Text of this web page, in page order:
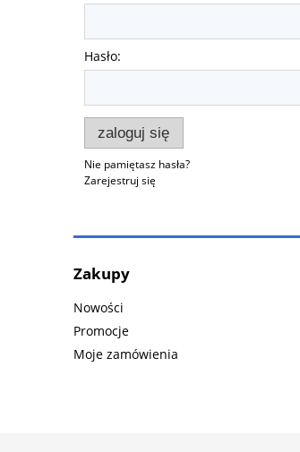
Hasło:
zaloguj się
Nie pamiętasz hasła?
Zarejestruj się
Zakupy
Nowości
Promocje
Moje zamówienia